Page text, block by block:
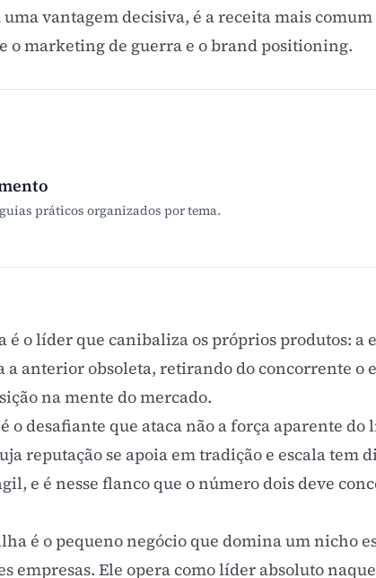
vantagem decisiva, é a receita mais
o marketing de guerra e obrand positioning.
práticos organizados por tema.
é o líder que canibaliza os próprios produtos: a
a anterior obsoleta, retirando do concorrente o
na mente do mercado.
o desafiante que ataca não a força aparente do
reputação se apoia em tradição e escala tem
e é nesse flanco que o número dois deve
é o pequeno negócio que domina um nicho
empresas. Ele opera como líder absoluto